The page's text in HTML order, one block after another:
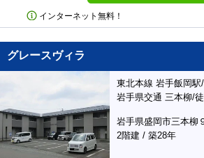
インターネット無料！
グレースヴィラ
東北本線 岩手飯岡駅
岩手県交通 三本柳/
岩手県盛岡市三本柳
2階建 / 築28年